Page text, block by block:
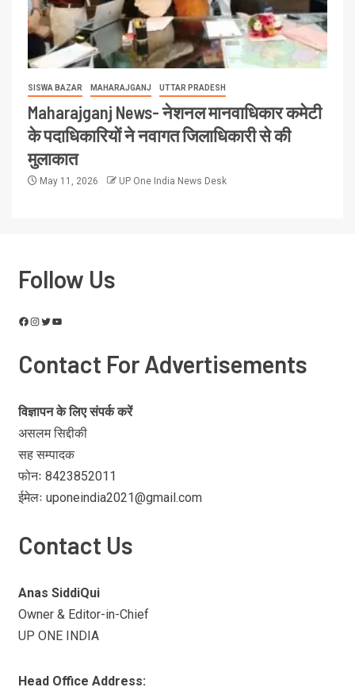
SISWA BAZAR MAHARAJGANJ UTTAR PRADESH
Maharajganj News- नेशनल मानवाधिकार कमेटी
के पदाधिकारियों ने नवागत जिलाधिकारी से की
मुलाकात
May 11, 2026 UP One India News Desk
Follow Us
Contact For Advertisements
विज्ञापन के लिए संपर्क करें
असलम सिद्दीकी
सह सम्पादक
फोनः 8423852011
ईमेलः uponeindia2021@gmail.com
Contact Us
Anas SiddiQui
Owner & Editor-in-Chief
UP ONE INDIA
Head Office Address: